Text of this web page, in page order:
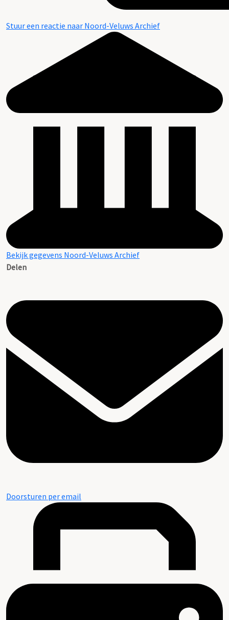
Stuur een reactie naar Noord-Veluws Archief
Bekijk gegevens Noord-Veluws Archief
Delen
Doorsturen per email